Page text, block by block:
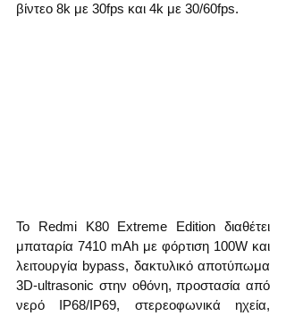
βίντεο 8k με 30fps και 4k με 30/60fps.
Το Redmi K80 Extreme Edition διαθέτει
μπαταρία 7410 mAh με φόρτιση 100W και
λειτουργία bypass, δακτυλικό αποτύπωμα
3D-ultrasonic στην οθόνη, προστασία από
νερό IP68/IP69, στερεοφωνικά ηχεία,